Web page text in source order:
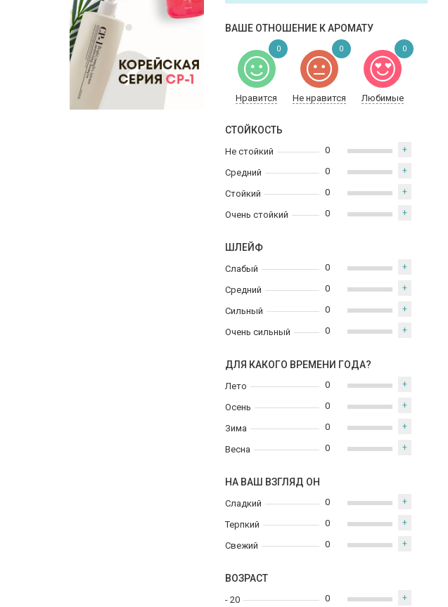
ВАШЕ ОТНОШЕНИЕ К АРОМАТУ
Нравится Не нравится Любимые
0 0 0
СТОЙКОСТЬ
Не стойкий
Средний
Стойкий
Очень стойкий
0 +
0 +
0 +
0 +
ШЛЕЙФ
Слабый
Средний
Сильный
Очень сильный
0 +
0 +
0 +
0 +
ДЛЯ КАКОГО ВРЕМЕНИ ГОДА?
Лето
Осень
Зима
Весна
0 +
0 +
0 +
0 +
НА ВАШ ВЗГЛЯД ОН
Сладкий
Терпкий
Свежий
0 +
0 +
0 +
ВОЗРАСТ
- 20
0 +